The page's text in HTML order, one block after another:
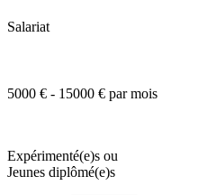
Salariat
5000 € - 15000 € par mois
Expérimenté(e)s ou
Jeunes diplômé(e)s